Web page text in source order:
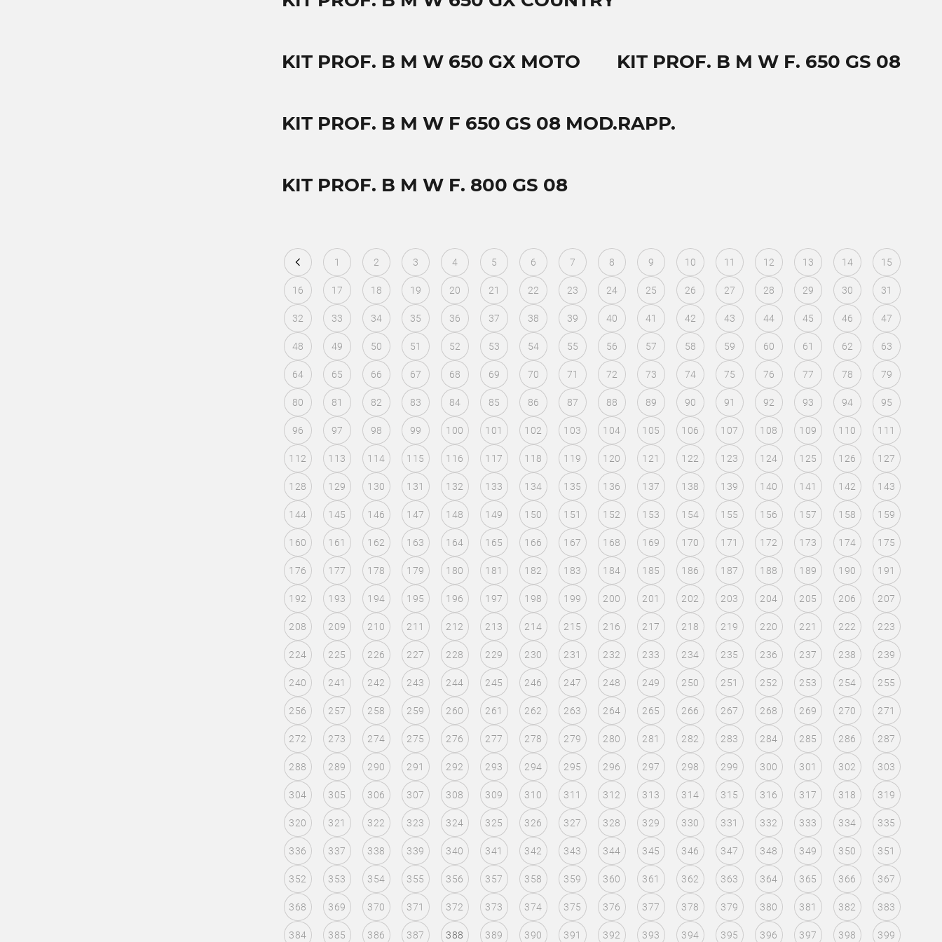
KIT PROF. B M W 650 GX MOTO KIT PROF. B M W F. 650 GS 08
KIT PROF. B M W F 650 GS 08 MOD.RAPP.
KIT PROF. B M W F. 800 GS 08
1 2 3 4 5 6 7 8 9 10 11 12 13 14 15
16 17 18 19 20 21 22 23 24 25 26 27 28 29 30 31
32 33 34 35 36 37 38 39 40 41 42 43 44 45 46 47
48 49 50 51 52 53 54 55 56 57 58 59 60 61 62 63
64 65 66 67 68 69 70 71 72 73 74 75 76 77 78 79
80 81 82 83 84 85 86 87 88 89 90 91 92 93 94 95
96 97 98 99 100 101 102 103 104 105 106 107 108 109 110 111
112 113 114 115 116 117 118 119 120 121 122 123 124 125 126 127
128 129 130 131 132 133 134 135 136 137 138 139 140 141 142 143
144 145 146 147 148 149 150 151 152 153 154 155 156 157 158 159
160 161 162 163 164 165 166 167 168 169 170 171 172 173 174 175
176 177 178 179 180 181 182 183 184 185 186 187 188 189 190 191
192 193 194 195 196 197 198 199 200 201 202 203 204 205 206 207
208 209 210 211 212 213 214 215 216 217 218 219 220 221 222 223
224 225 226 227 228 229 230 231 232 233 234 235 236 237 238 239
240 241 242 243 244 245 246 247 248 249 250 251 252 253 254 255
256 257 258 259 260 261 262 263 264 265 266 267 268 269 270 271
272 273 274 275 276 277 278 279 280 281 282 283 284 285 286 287
288 289 290 291 292 293 294 295 296 297 298 299 300 301 302 303
304 305 306 307 308 309 310 311 312 313 314 315 316 317 318 319
320 321 322 323 324 325 326 327 328 329 330 331 332 333 334 335
336 337 338 339 340 341 342 343 344 345 346 347 348 349 350 351
352 353 354 355 356 357 358 359 360 361 362 363 364 365 366 367
368 369 370 371 372 373 374 375 376 377 378 379 380 381 382 383
384 385 386 387 388 389 390 391 392 393 394 395 396 397 398 399